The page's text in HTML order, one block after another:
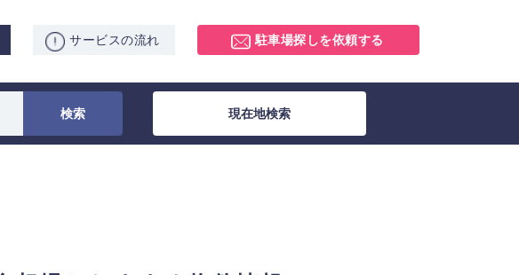
サービスの流れ 駐車場探しを依頼する
現在地検索